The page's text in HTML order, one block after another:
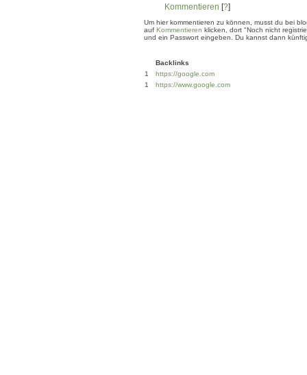
Kommentieren [?]
Um hier kommentieren zu können, musst du bei
auf Kommentieren klicken, dort "Noch nicht
und ein Passwort eingeben. Du kannst dann
Backlinks
1
https://google.com
1
https://www.google.com